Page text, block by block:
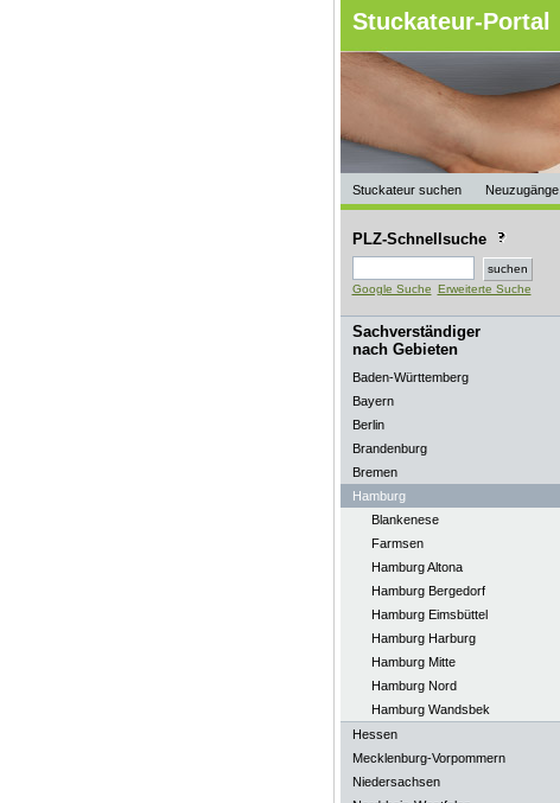
Stuckateur-Portal
Stuckateur suchen Neuzugänge
PLZ-Schnellsuche
Google Suche Erweiterte Suche
Sachverständiger
nach Gebieten
Baden-Württemberg
Bayern
Berlin
Brandenburg
Bremen
Hamburg
Blankenese
Farmsen
Hamburg Altona
Hamburg Bergedorf
Hamburg Eimsbüttel
Hamburg Harburg
Hamburg Mitte
Hamburg Nord
Hamburg Wandsbek
Hessen
Mecklenburg-Vorpommern
Niedersachsen